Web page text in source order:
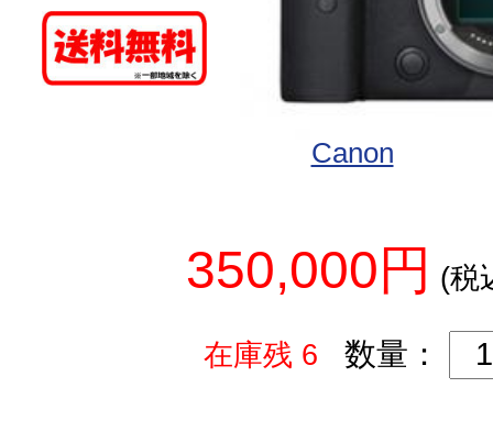
Canon
350,000円 (税
在庫残 6 数量：